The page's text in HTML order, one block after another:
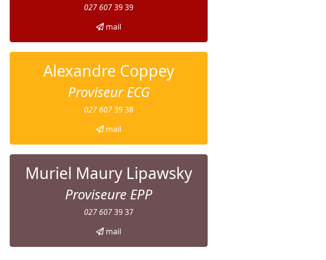
027 60739 39
mail
Alexandre Coppey
Proviseur ECG
027 60739 38
mail
Muriel Maury Lipawsky
Proviseure EPP
027 60739 37
mail